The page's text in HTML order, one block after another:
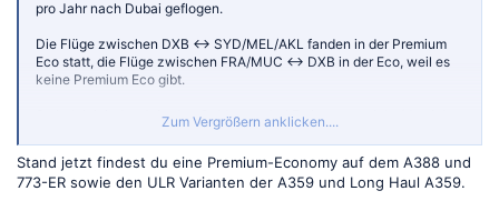
pro Jahr nach Dubai geflogen.
Die Flüge zwischen DXB <-> SYD/MEL/AKL fanden in der Premium
Eco statt, die Flüge zwischen FRA/MUC <-> DXB in der Eco, weil es
keine Premium Eco gibt.
So hab ich jedes Jahr den Goldstatus bei Emirates erreicht (den ich
eigentlich nicht dringend benötige wegen Amex Platinum).
Nun bekomme ich beruflich mehr Verantwortung und es kommen
neue Ziele hinzu: SIN, BKK, MNL, HAN, CGK.
Zum Vergrößern anklicken....
Stand jetzt findest du eine Premium-Economy auf dem A388 und
773-ER sowie den ULR Varianten der A359 und Long Haul A359.